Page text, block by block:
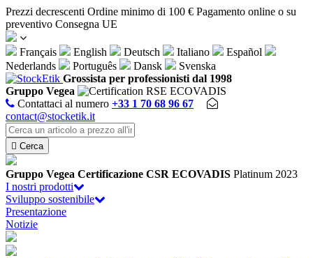
Prezzi decrescenti Ordine minimo di 100 € Pagamento online o su
preventivo Consegna UE
Français English Deutsch Italiano
Español
Nederlands
Português Dansk
Svenska
Grossista per professionisti dal 1998
Gruppo Vegea
Contattaci al numero +33 1 70 68 96 67
contact@stocketik.it
 Cerca
Gruppo Vegea Certificazione CSR ECOVADIS Platinum 2023
I nostri prodotti
Sviluppo sostenibile
Presentazione
Notizie
Pannello di gestione dei cookies